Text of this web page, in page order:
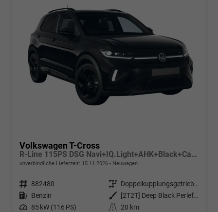
Volkswagen T-Cross
R-Line 115PS DSG Navi+IQ.Light+AHK+Black+Cam+Keyless+Side+Climatronic+Parklenk
unverbindliche Lieferzeit: 15.11.2026 Neuwagen
Fahrzeugnr. 882480 Getriebe
Doppelkupplungsgetriebe (DSG)
Kraftstoff Benzin Außenfarbe
[2T2T] Deep Black Perleffekt
Leistung 85 kW (116 PS) Kilometerstand 20 km